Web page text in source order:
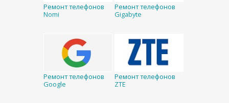
Ремонт телефонов
Nomi
Ремонт телефонов
Gigabyte
Ремонт телефонов
Google
Ремонт телефонов
ZTE